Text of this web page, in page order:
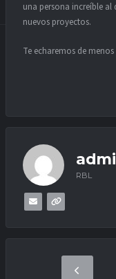
una persona increíble al
nuevos proyectos.
Te echaremos de menos
RBL